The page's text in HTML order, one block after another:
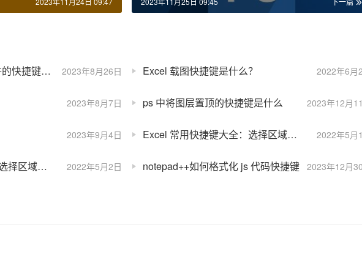
2023年8月26日
在 excel2010 中保存文件的快捷键是什么？ 2022年6月
Excel 载图快捷键是什么？
2023年8月7日 2023年12月
ps 中将图层置顶的快捷键是什么
2023年9月4日 2022年5月
Excel 常用快捷键大全：选择区域扩展到工作表最后一个单元格
2022年5月2日
Excel 常用快捷键大全：选择区域扩展到最后一个非空单元格 2023年12月
notepad++如何格式化 js 代码快捷键